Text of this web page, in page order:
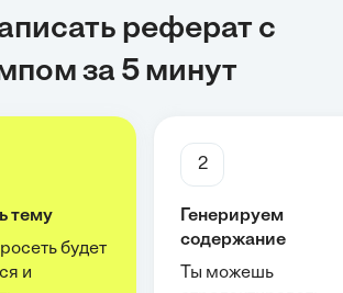
реферат с
за 5 минут
тему
будет
и
2
Генерируем
содержание
Ты можешь